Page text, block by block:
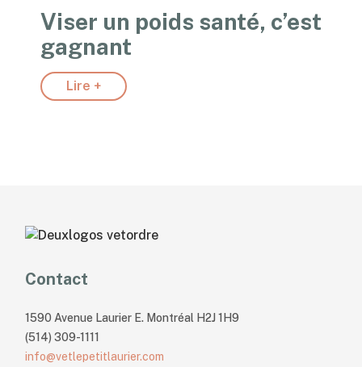
Viser un poids santé, c’est
gagnant
Lire +
Contact
1590 Avenue Laurier E. Montréal H2J 1H9
(514) 309-1111
info@vetlepetitlaurier.com